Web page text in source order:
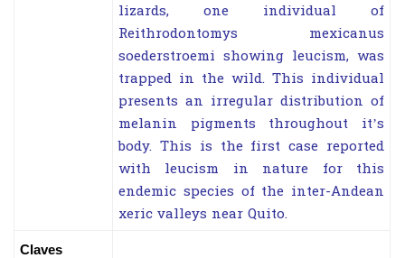
lizards, one individual of
Reithrodontomys mexicanus
soederstroemi showing leucism, was
trapped in the wild. This individual
presents an irregular distribution of
melanin pigments throughout it’s
body. This is the first case reported
with leucism in nature for this
endemic species of the inter-Andean
xeric valleys near Quito.
Claves